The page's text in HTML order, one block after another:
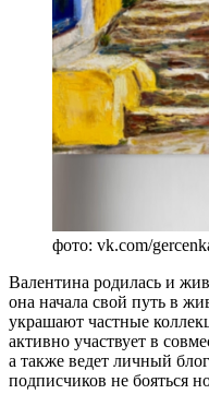
фото: vk.com/
Валентина родилась и
она начала свой путь в
украшают частные
активно участвует в
а также ведет личный
подписчиков не бояться